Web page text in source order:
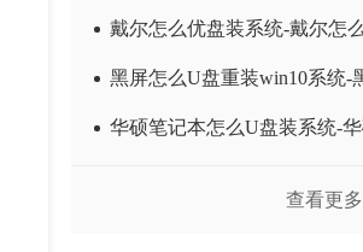
戴尔怎么优盘装系统-戴尔怎
查看更